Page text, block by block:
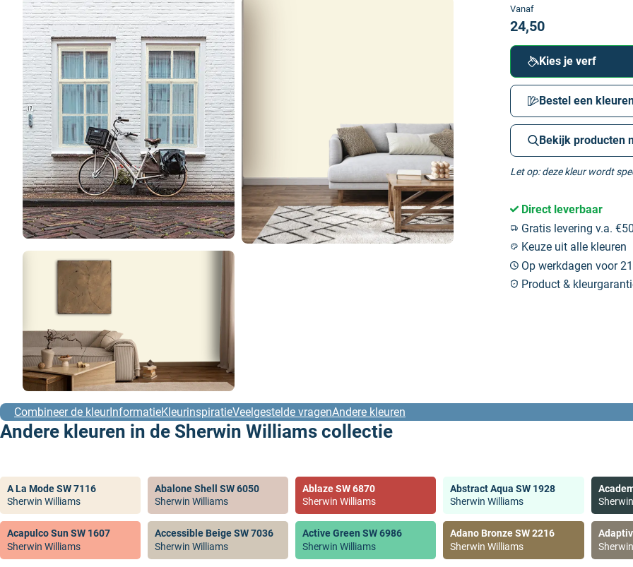
Vanaf
24,50
Kies je verf
Bestel een
Bekijk producten
Let op: deze kleur wordt
Direct leverbaar
Gratis levering v.a.
Keuze uit alle kleuren
Op werkdagen voor
Product &
Combineer de kleurInformatieKleurinspiratieVeelgestelde vragenAndere kleuren
Andere kleuren in de Sherwin Williams collectie
A La Mode SW 7116
Sherwin Williams
Abalone Shell SW 6050
Sherwin Williams
Ablaze SW 6870
Sherwin Williams
Abstract Aqua SW 1928
Sherwin Williams
Acapulco Sun SW 1607
Sherwin Williams
Accessible Beige SW 7036
Sherwin Williams
Active Green SW 6986
Sherwin Williams
Adano Bronze SW 2216
Sherwin Williams